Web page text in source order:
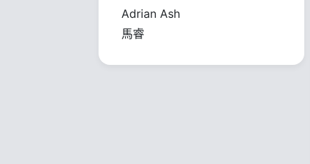
Adrian Ash
馬睿